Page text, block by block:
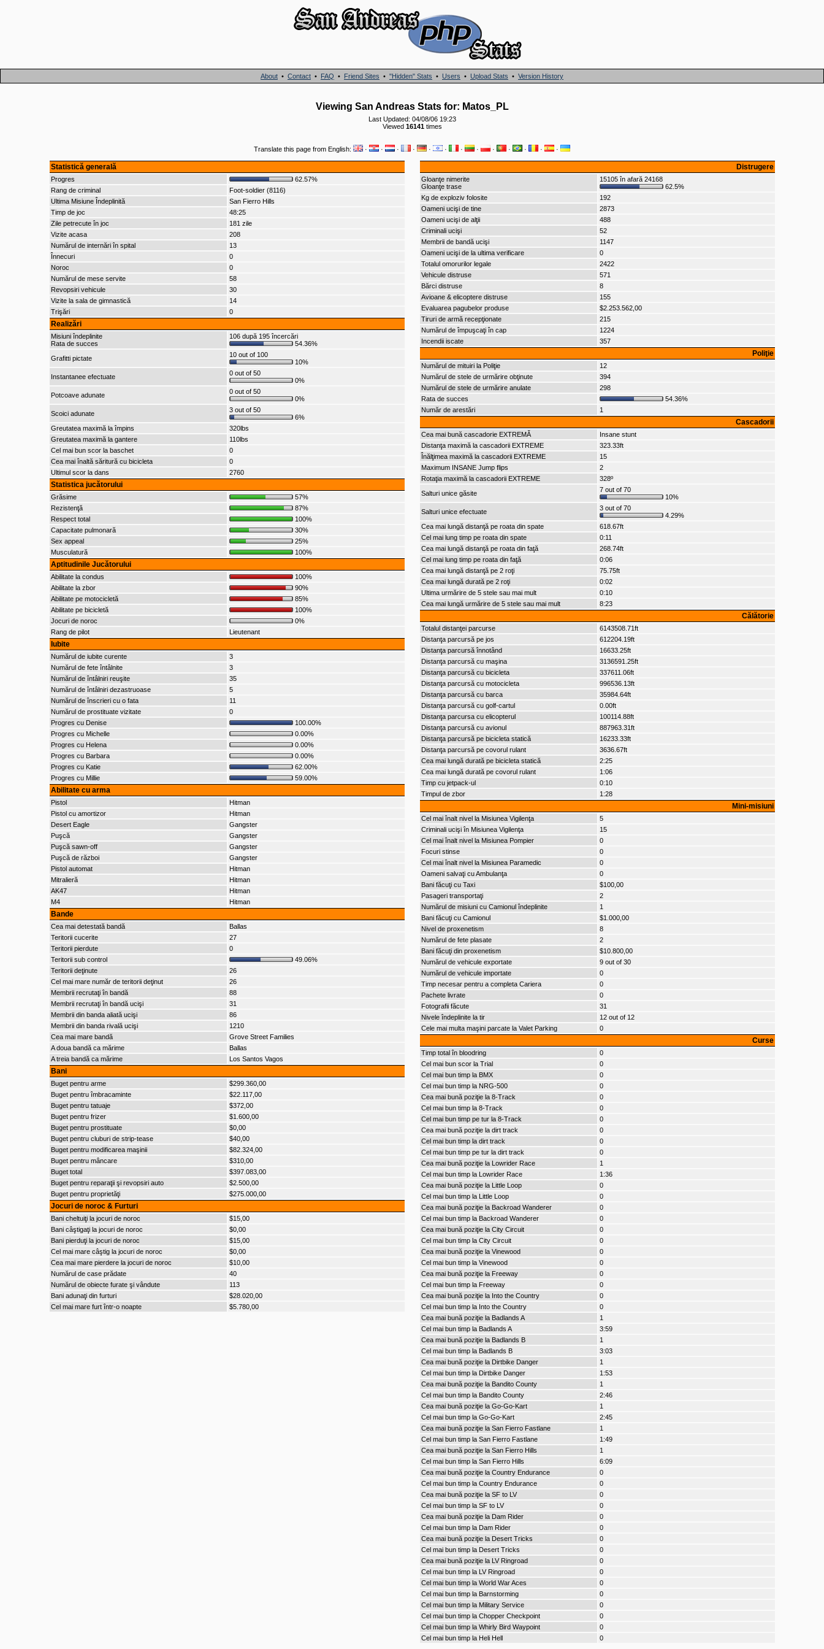
About • Contact • FAQ • Friend Sites • "Hidden" Stats • Users • Upload Stats • Version History
Viewing San Andreas Stats for: Matos_PL
Last Updated: 04/08/06 19:23
Viewed 16141times
Translate this page from English: · · · · · · · · · · · · ·
Statistică generală
Progres
62.57%
Rang de criminal
Foot-soldier (8116)
Ultima Misiune Îndeplinită
San Fierro Hills
Timp de joc
48:25
Zile petrecute în joc
181 zile
Vizite acasa
208
Numărul de internări în spital
13
Înnecuri
0
Noroc
0
Numărul de mese servite
58
Revopsiri vehicule
30
Vizite la sala de gimnastică
14
Trişări
0
Realizări
Misiuni îndeplinite
Rata de succes
106 după 195 încercări
54.36%
Grafitti pictate
10 out of 100
10%
Instantanee efectuate
0 out of 50
0%
Potcoave adunate
0 out of 50
0%
Scoici adunate
3 out of 50
6%
Greutatea maximă la împins
320lbs
Greutatea maximă la gantere
110lbs
Cel mai bun scor la baschet
0
Cea mai înaltă săritură cu bicicleta
0
Ultimul scor la dans
2760
Statistica jucătorului
Grăsime
57%
Rezistenţă
87%
Respect total
100%
Capacitate pulmonară
30%
Sex appeal
25%
Musculatură
100%
Aptitudinile Jucătorului
Abilitate la condus
100%
Abilitate la zbor
90%
Abilitate pe motocicletă
85%
Abilitate pe bicicletă
100%
Jocuri de noroc
0%
Rang de pilot
Lieutenant
Iubite
Numărul de iubite curente
3
Numărul de fete întâlnite
3
Numărul de întâlniri reuşite
35
Numărul de întâlniri dezastruoase
5
Numărul de înscrieri cu o fata
11
Numărul de prostituate vizitate
0
Progres cu Denise
100.00%
Progres cu Michelle
0.00%
Progres cu Helena
0.00%
Progres cu Barbara
0.00%
Progres cu Katie
62.00%
Progres cu Millie
59.00%
Abilitate cu arma
Pistol
Hitman
Pistol cu amortizor
Hitman
Desert Eagle
Gangster
Puşcă
Gangster
Puşcă sawn-off
Gangster
Puşcă de război
Gangster
Pistol automat
Hitman
Mitralieră
Hitman
AK47
Hitman
M4
Hitman
Bande
Cea mai detestată bandă
Ballas
Teritorii cucerite
27
Teritorii pierdute
0
Teritorii sub control
49.06%
Teritorii deţinute
26
Cel mai mare număr de teritorii deţinut
26
Membrii recrutaţi în bandă
88
Membrii recrutaţi în bandă ucişi
31
Membrii din banda aliată ucişi
86
Membrii din banda rivală ucişi
1210
Cea mai mare bandă
Grove Street Families
A doua bandă ca mărime
Ballas
A treia bandă ca mărime
Los Santos Vagos
Bani
Buget pentru arme
$299.360,00
Buget pentru îmbracaminte
$22.117,00
Buget pentru tatuaje
$372,00
Buget pentru frizer
$1.600,00
Buget pentru prostituate
$0,00
Buget pentru cluburi de strip-tease
$40,00
Buget pentru modificarea maşinii
$82.324,00
Buget pentru mâncare
$310,00
Buget total
$397.083,00
Buget pentru reparaţii şi revopsiri auto
$2.500,00
Buget pentru proprietăţi
$275.000,00
Jocuri de noroc & Furturi
Bani cheltuiţi la jocuri de noroc
$15,00
Bani câştigaţi la jocuri de noroc
$0,00
Bani pierduţi la jocuri de noroc
$15,00
Cel mai mare câştig la jocuri de noroc
$0,00
Cea mai mare pierdere la jocuri de noroc
$10,00
Numărul de case prădate
40
Numărul de obiecte furate şi vândute
113
Bani adunaţi din furturi
$28.020,00
Cel mai mare furt într-o noapte
$5.780,00
Distrugere
Gloanţe nimerite
Gloanţe trase
15105 în afară 24168
62.5%
Kg de exploziv folosite
192
Oameni ucişi de tine
2873
Oameni ucişi de alţii
488
Criminali ucişi
52
Membrii de bandă ucişi
1147
Oameni ucişi de la ultima verificare
0
Totalul omorurilor legale
2422
Vehicule distruse
571
Bărci distruse
8
Avioane & elicoptere distruse
155
Evaluarea pagubelor produse
$2.253.562,00
Tiruri de armă recepţionate
215
Numărul de împuşcaţi în cap
1224
Incendii iscate
357
Poliţie
Numărul de mituiri la Poliţie
12
Numărul de stele de urmărire obţinute
394
Numărul de stele de urmărire anulate
298
Rata de succes
54.36%
Număr de arestări
1
Cascadorii
Cea mai bună cascadorie EXTREMĂ
Insane stunt
Distanţa maximă la cascadorii EXTREME
323.33ft
Înălţimea maximă la cascadorii EXTREME
15
Maximum INSANE Jump flips
2
Rotaţia maximă la cascadorii EXTREME
328º
Salturi unice găsite
7 out of 70
10%
Salturi unice efectuate
3 out of 70
4.29%
Cea mai lungă distanţă pe roata din spate
618.67ft
Cel mai lung timp pe roata din spate
0:11
Cea mai lungă distanţă pe roata din faţă
268.74ft
Cel mai lung timp pe roata din faţă
0:06
Cea mai lungă distanţă pe 2 roţi
75.75ft
Cea mai lungă durată pe 2 roţi
0:02
Ultima urmărire de 5 stele sau mai mult
0:10
Cea mai lungă urmărire de 5 stele sau mai mult
8:23
Călătorie
Totalul distanţei parcurse
6143508.71ft
Distanţa parcursă pe jos
612204.19ft
Distanţa parcursă înnotând
16633.25ft
Distanţa parcursă cu maşina
3136591.25ft
Distanţa parcursă cu bicicleta
337611.06ft
Distanţa parcursă cu motocicleta
996536.13ft
Distanţa parcursă cu barca
35984.64ft
Distanţa parcursă cu golf-cartul
0.00ft
Distanţa parcursa cu elicopterul
100114.88ft
Distanţa parcursă cu avionul
887963.31ft
Distanţa parcursă pe bicicleta statică
16233.33ft
Distanţa parcursă pe covorul rulant
3636.67ft
Cea mai lungă durată pe bicicleta statică
2:25
Cea mai lungă durată pe covorul rulant
1:06
Timp cu jetpack-ul
0:10
Timpul de zbor
1:28
Mini-misiuni
Cel mai înalt nivel la Misiunea Vigilenţa
5
Criminali ucişi în Misiunea Vigilenţa
15
Cel mai înalt nivel la Misiunea Pompier
0
Focuri stinse
0
Cel mai înalt nivel la Misiunea Paramedic
0
Oameni salvaţi cu Ambulanţa
0
Bani făcuţi cu Taxi
$100,00
Pasageri transportaţi
2
Numărul de misiuni cu Camionul îndeplinite
1
Bani făcuţi cu Camionul
$1.000,00
Nivel de proxenetism
8
Numărul de fete plasate
2
Bani făcuţi din proxenetism
$10.800,00
Numărul de vehicule exportate
9 out of 30
Numărul de vehicule importate
0
Timp necesar pentru a completa Cariera
0
Pachete livrate
0
Fotografii făcute
31
Nivele îndeplinite la tir
12 out of 12
Cele mai multa maşini parcate la Valet Parking
0
Curse
Timp total în bloodring
0
Cel mai bun scor la Trial
0
Cel mai bun timp la BMX
0
Cel mai bun timp la NRG-500
0
Cea mai bună poziţie la 8-Track
0
Cel mai bun timp la 8-Track
0
Cel mai bun timp pe tur la 8-Track
0
Cea mai bună poziţie la dirt track
0
Cel mai bun timp la dirt track
0
Cel mai bun timp pe tur la dirt track
0
Cea mai bună poziţie la Lowrider Race
1
Cel mai bun timp la Lowrider Race
1:36
Cea mai bună poziţie la Little Loop
0
Cel mai bun timp la Little Loop
0
Cea mai bună poziţie la Backroad Wanderer
0
Cel mai bun timp la Backroad Wanderer
0
Cea mai bună poziţie la City Circuit
0
Cel mai bun timp la City Circuit
0
Cea mai bună poziţie la Vinewood
0
Cel mai bun timp la Vinewood
0
Cea mai bună poziţie la Freeway
0
Cel mai bun timp la Freeway
0
Cea mai bună poziţie la Into the Country
0
Cel mai bun timp la Into the Country
0
Cea mai bună poziţie la Badlands A
1
Cel mai bun timp la Badlands A
3:59
Cea mai bună poziţie la Badlands B
1
Cel mai bun timp la Badlands B
3:03
Cea mai bună poziţie la Dirtbike Danger
1
Cel mai bun timp la Dirtbike Danger
1:53
Cea mai bună poziţie la Bandito County
1
Cel mai bun timp la Bandito County
2:46
Cea mai bună poziţie la Go-Go-Kart
1
Cel mai bun timp la Go-Go-Kart
2:45
Cea mai bună poziţie la San Fierro Fastlane
1
Cel mai bun timp la San Fierro Fastlane
1:49
Cea mai bună poziţie la San Fierro Hills
1
Cel mai bun timp la San Fierro Hills
6:09
Cea mai bună poziţie la Country Endurance
0
Cel mai bun timp la Country Endurance
0
Cea mai bună poziţie la SF to LV
0
Cel mai bun timp la SF to LV
0
Cea mai bună poziţie la Dam Rider
0
Cel mai bun timp la Dam Rider
0
Cea mai bună poziţie la Desert Tricks
0
Cel mai bun timp la Desert Tricks
0
Cea mai bună poziţie la LV Ringroad
0
Cel mai bun timp la LV Ringroad
0
Cel mai bun timp la World War Aces
0
Cel mai bun timp la Barnstorming
0
Cel mai bun timp la Military Service
0
Cel mai bun timp la Chopper Checkpoint
0
Cel mai bun timp la Whirly Bird Waypoint
0
Cel mai bun timp la Heli Hell
0